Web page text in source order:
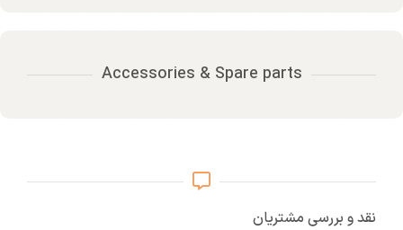
Accessories & Spare parts
نقد و بررسی مشتریان